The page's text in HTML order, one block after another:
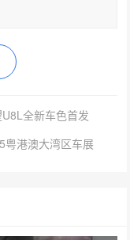
全新车色首发
粤港澳大湾区车展